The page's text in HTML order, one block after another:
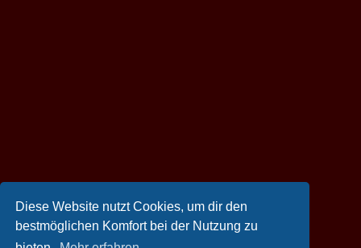
Diese Website nutzt Cookies, um dir den
bestmöglichen Komfort bei der Nutzung zu